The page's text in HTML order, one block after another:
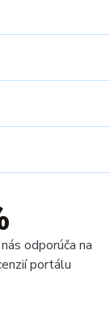
odporúča na
portálu